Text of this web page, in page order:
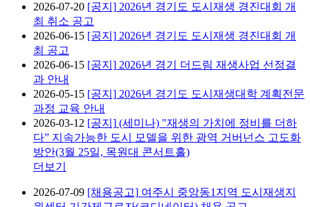
2026-07-20 [공지] 2026년 경기도 도시재생 경진대회 개
최 취소 공고
2026-06-15 [공지] 2026년 경기도 도시재생 경진대회 개
최 공고
2026-06-15 [공지] 2026년 경기 더드림 재생사업 선정결
과 안내
2026-05-15 [공지] 2026년 경기도 도시재생대학 계획전문
과정 교육 안내
2026-03-12 [공지] (세미나) "재생의 가치에 정비를 더하
다” 지속가능한 도시 모델을 위한 광역 거버넌스 고도화
방안(3월 25일, 목원대 콘서트홀)
더보기
2026-07-09 [채용공고] 여주시 중앙동1지역 도시재생지